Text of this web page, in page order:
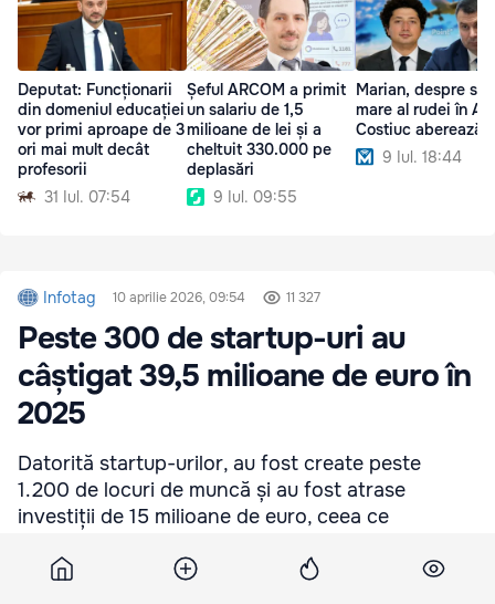
Deputat: Funcționarii
din domeniul educației
vor primi aproape de 3
ori mai mult decât
profesorii
31 Iul. 07:54
Șeful ARCOM a primit
un salariu de 1,5
milioane de lei și a
cheltuit 330.000 pe
deplasări
9 Iul. 09:55
Marian, despre
mare al rudei în
Costiuc aberează
9 Iul. 18:44
Infotag 10 aprilie 2026, 09:54 11 327
Peste 300 de startup-uri au
câștigat 39,5 milioane de euro în
2025
Datorită startup-urilor, au fost create peste
1.200 de locuri de muncă și au fost atrase
investiții de 15 milioane de euro, ceea ce
2024.